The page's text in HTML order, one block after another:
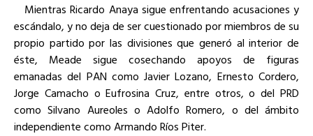
Mientras Ricardo Anaya sigue enfrentando acusaciones y
escándalo, y no deja de ser cuestionado por miembros de su
propio partido por las divisiones que generó al interior de
éste, Meade sigue cosechando apoyos de figuras
emanadas del PAN como Javier Lozano, Ernesto Cordero,
Jorge Camacho o Eufrosina Cruz, entre otros, o del PRD
como Silvano Aureoles o Adolfo Romero, o del ámbito
independiente como Armando Ríos Piter.